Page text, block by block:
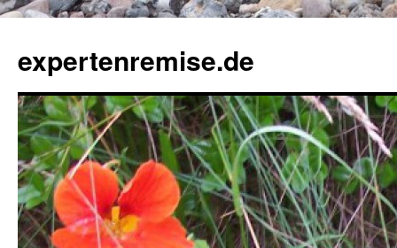
expertenremise.de